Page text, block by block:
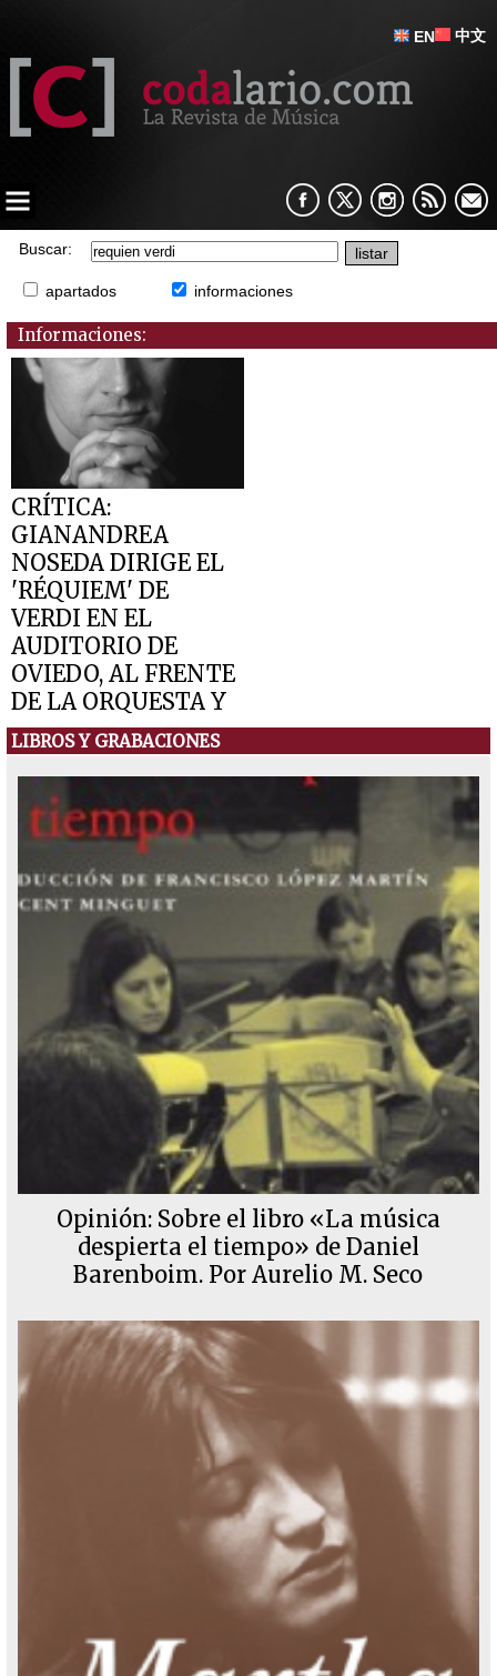
EN 中文
Buscar:
apartados informaciones
Informaciones:
CRÍTICA:
GIANANDREA
NOSEDA DIRIGE EL
'RÉQUIEM' DE
VERDI EN EL
AUDITORIO DE
OVIEDO, AL FRENTE
DE LA ORQUESTA Y
CORO DEL TEATRO
REGIO DE TURÍN
LIBROS Y GRABACIONES
Opinión: Sobre el libro «La música
despierta el tiempo» de Daniel
Barenboim. Por Aurelio M. Seco